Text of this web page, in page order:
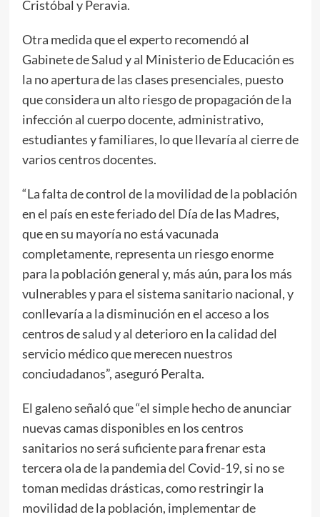
Cristóbal y Peravia.
Otra medida que el experto recomendó al
Gabinete de Salud y al Ministerio de Educación es
la no apertura de las clases presenciales, puesto
que considera un alto riesgo de propagación de la
infección al cuerpo docente, administrativo,
estudiantes y familiares, lo que llevaría al cierre de
varios centros docentes.
“La falta de control de la movilidad de la población
en el país en este feriado del Día de las Madres,
que en su mayoría no está vacunada
completamente, representa un riesgo enorme
para la población general y, más aún, para los más
vulnerables y para el sistema sanitario nacional, y
conllevaría a la disminución en el acceso a los
centros de salud y al deterioro en la calidad del
servicio médico que merecen nuestros
conciudadanos”, aseguró Peralta.
El galeno señaló que “el simple hecho de anunciar
nuevas camas disponibles en los centros
sanitarios no será suficiente para frenar esta
tercera ola de la pandemia del Covid-19, si no se
toman medidas drásticas, como restringir la
movilidad de la población, implementar de